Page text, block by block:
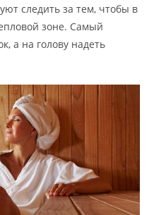
следить за тем, чтобы в
зоне. Самый
а на голову надеть